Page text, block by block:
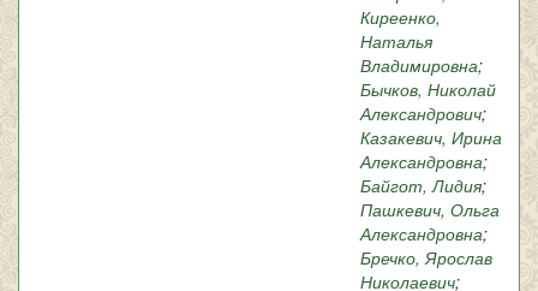
Киреенко,
Наталья
Владимировна;
Бычков, Николай
Александрович;
Казакевич, Ирина
Александровна;
Байгот, Лидия;
Пашкевич, Ольга
Александровна;
Бречко, Ярослав
Николаевич;